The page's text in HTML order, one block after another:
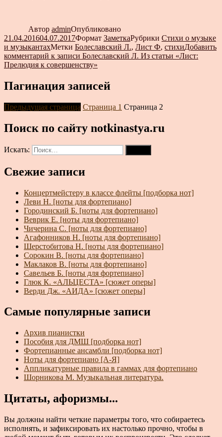
Автор adminОпубликовано
21.04.201604.07.2017Формат ЗаметкаРубрики Стихи о музыке
и музыкантахМетки Болеславский Л., Лист Ф, стихиДобавить
комментарий к записи Болеславский Л. Из статьи «Лист:
Прелюдия к совершенству»
Пагинация записей
Предыдущая страница Страница 1 Страница 2
Поиск по сайту notkinastya.ru
Искать:
Свежие записи
Концертмейстеру в классе флейты [подборка нот]
Леви Н. [ноты для фортепиано]
Городинский Б. [ноты для фортепиано]
Веврик Е. [ноты для фортепиано]
Чичерина С. [ноты для фортепиано]
Агафонников Н. [ноты для фортепиано]
Шерстобитова Н. [ноты для фортепиано]
Сорокин В. [ноты для фортепиано]
Маклаков В. [ноты для фортепиано]
Савельев Б. [ноты для фортепиано]
Глюк К. «АЛЬЦЕСТА» [сюжет оперы]
Верди Дж. «АИДА» [сюжет оперы]
Самые популярные записи
Архив пианистки
Пособия для ДМШ [подборка нот]
Фортепианные ансамбли [подборка нот]
Ноты для фортепиано [А-Я]
Аппликатурные правила в гаммах для фортепиано
Шорникова М. Музыкальная литература.
Цитаты, афоризмы...
Вы должны найти четкие параметры того, что собираетесь
исполнять, и зафиксировать их настолько прочно, чтобы в